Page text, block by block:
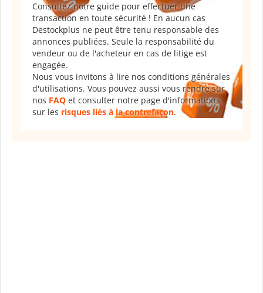
Consultez notre guide pour effectuer une
transaction en toute sécurité ! En aucun cas
Destockplus ne peut être tenu responsable des
annonces publiées. Seule la responsabilité du
vendeur ou de l'acheteur en cas de litige est
engagée.
Nous vous invitons à lire nos conditions générales
d'utilisations. Vous pouvez aussi vous rendre sur
nos FAQ et consulter notre page d'informations
sur les risques liés à la contrefaçon.